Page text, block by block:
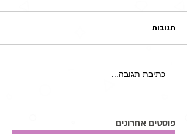
תגובות
כתיבת תגובה...
פוסטים אחרונים